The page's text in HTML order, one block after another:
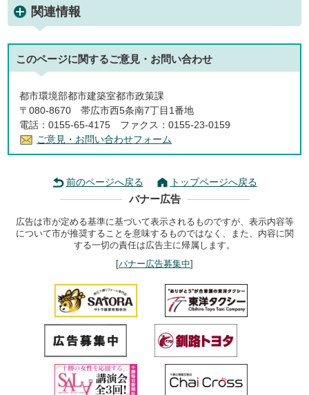
関連情報
このページに関するご意見・お問い合わせ
都市環境部都市建築室都市政策課
〒080-8670 帯広市西5条南7丁目1番地
電話：0155-65-4175 ファクス：0155-23-0159
ご意見・お問い合わせフォーム
前のページへ戻る トップページへ戻る
バナー広告
広告は市が定める基準に基づいて表示されるものですが、表示内容等
について市が推奨することを意味するものではなく、また、内容に関
する一切の責任は広告主に帰属します。
[バナー広告募集中]